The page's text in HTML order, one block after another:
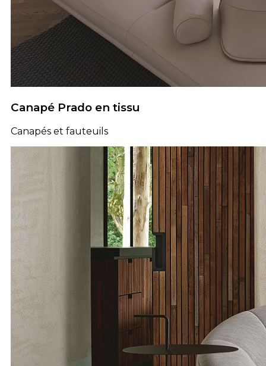
Canapé Prado en tissu
Canapés et fauteuils